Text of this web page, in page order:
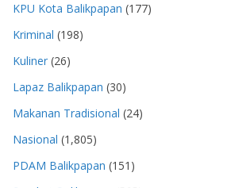
KPU Kota Balikpapan (177)
Kriminal (198)
Kuliner (26)
Lapaz Balikpapan (30)
Makanan Tradisional (24)
Nasional (1,805)
PDAM Balikpapan (151)